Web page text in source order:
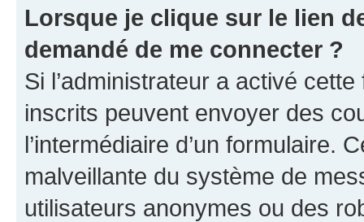
Lorsque je clique sur le lien
demandé de me connecter ?
Si l’administrateur a activé
inscrits peuvent envoyer des
l’intermédiaire d’un formulaire.
malveillante du système de
utilisateurs anonymes ou des